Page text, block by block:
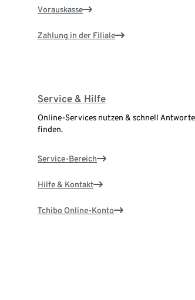
Vorauskasse
Zahlung in der Filiale
Service & Hilfe
Online-Services nutzen & schnell
finden.
Service-Bereich
Hilfe & Kontakt
Tchibo Online-Konto